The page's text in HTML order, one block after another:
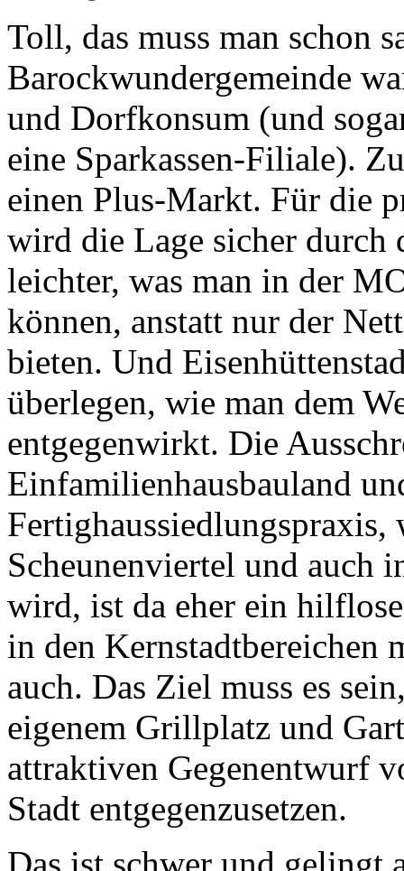
Toll, das muss man schon
Barockwundergemeinde
und Dorfkonsum (und
eine Sparkassen-Filiale).
einen Plus-Markt. Für die
wird die Lage sicher durch
leichter, was man in der
können, anstatt nur der
bieten. Und
überlegen, wie man dem
entgegenwirkt. Die
Einfamilienhausbauland
Fertighaussiedlungspraxis,
Scheunenviertel und auch
wird, ist da eher ein
in den Kernstadtbereichen
auch. Das Ziel muss es
eigenem Grillplatz und
attraktiven Gegenentwurf
Stadt entgegenzusetzen.
Das ist schwer und gelingt